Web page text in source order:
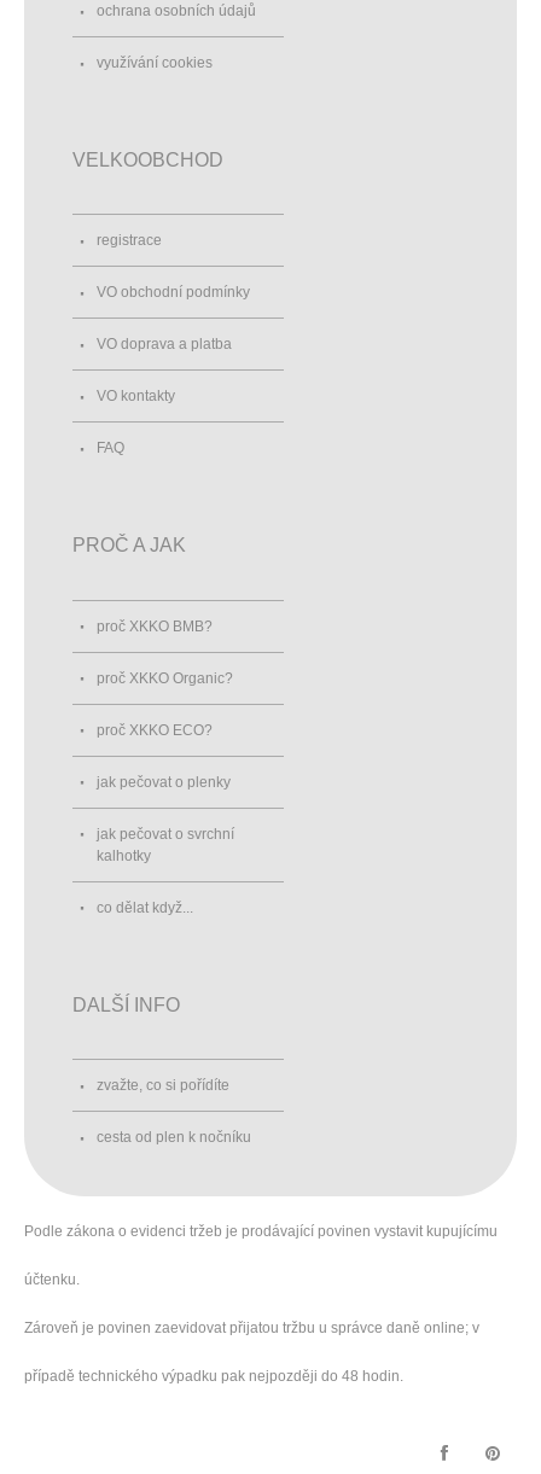
ochrana osobních údajů
využívání cookies
VELKOOBCHOD
registrace
VO obchodní podmínky
VO doprava a platba
VO kontakty
FAQ
PROČ A JAK
proč XKKO BMB?
proč XKKO Organic?
proč XKKO ECO?
jak pečovat o plenky
jak pečovat o svrchní
kalhotky
co dělat když...
DALŠÍ INFO
zvažte, co si pořídíte
cesta od plen k nočníku
Podle zákona o evidenci tržeb je prodávající povinen vystavit kupujícímu
účtenku.
Zároveň je povinen zaevidovat přijatou tržbu u správce daně online; v
případě technického výpadku pak nejpozději do 48 hodin.